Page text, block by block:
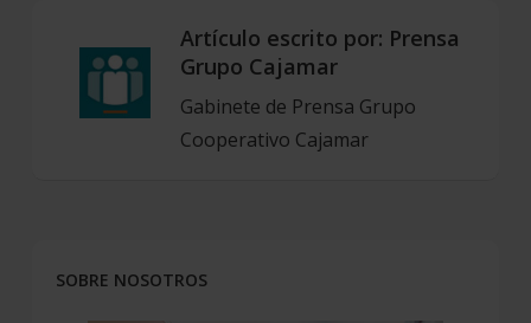
Artículo escrito por: Prensa
Grupo Cajamar
Gabinete de Prensa Grupo
Cooperativo Cajamar
SOBRE NOSOTROS